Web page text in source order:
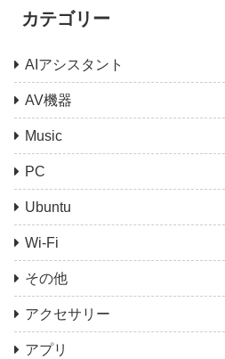
カテゴリー
AIアシスタント
AV機器
Music
PC
Ubuntu
Wi-Fi
その他
アクセサリー
アプリ